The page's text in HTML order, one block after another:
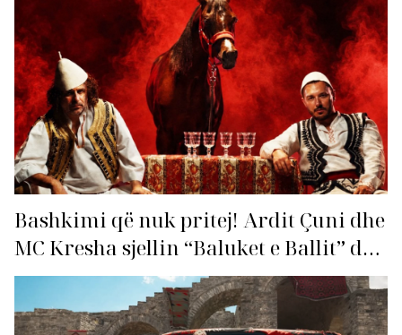
Bashkimi që nuk pritej! Ardit Çuni dhe
MC Kresha sjellin “Baluket e Ballit” dhe
ndezin rrjetin!